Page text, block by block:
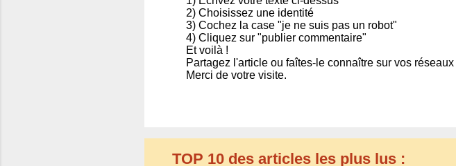
E
n
r
e
g
i
s
u
n
2) Choisissez une identité
3) Cochez la case "je ne suis pas un robot"
4) Cliquez sur "publier commentaire"
Et voilà !
Partagez l'article ou faîtes-le connaître sur vos
Merci de votre visite.
TOP 10 des articles les plus lus :